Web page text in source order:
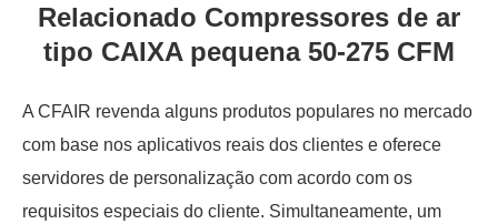
Relacionado Compressores de ar
tipo CAIXA pequena 50-275 CFM
A CFAIR revenda alguns produtos populares no mercado
com base nos aplicativos reais dos clientes e oferece
servidores de personalização com acordo com os
requisitos especiais do cliente. Simultaneamente, um